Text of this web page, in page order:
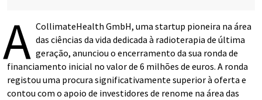
A CollimateHealth GmbH, uma startup pioneira na área
das ciências da vida dedicada à radioterapia de última
geração, anunciou o encerramento da sua ronda de
financiamento inicial no valor de 6 milhões de euros. A ronda
registou uma procura significativamente superior à oferta e
contou com o apoio de investidores de renome na área das